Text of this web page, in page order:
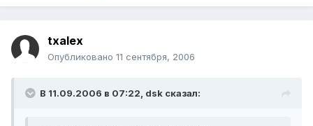
txalex
Опубликовано 11 сентября, 2006
В 11.09.2006 в 07:22, dsk сказал: